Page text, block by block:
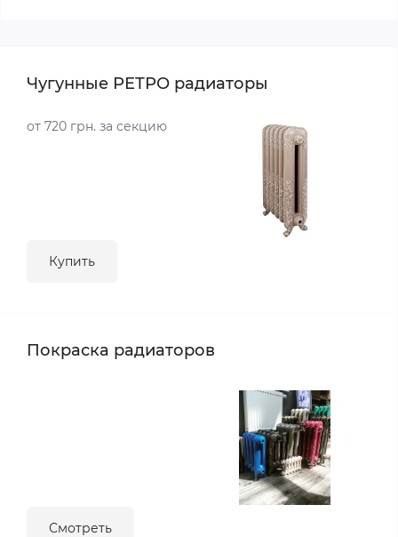
Чугунные РЕТРО радиаторы
от 720 грн. за секцию
Купить
Покраска радиаторов
Смотреть